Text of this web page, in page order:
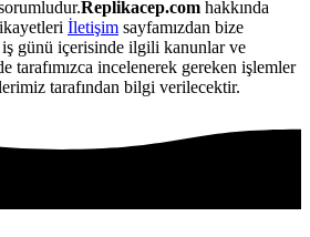
Replikacep.com hakkında
İletişim sayfamızdan bize
günü içerisinde ilgili kanunlar ve
tarafımızca incelenerek gereken işlemler
tarafından bilgi verilecektir.